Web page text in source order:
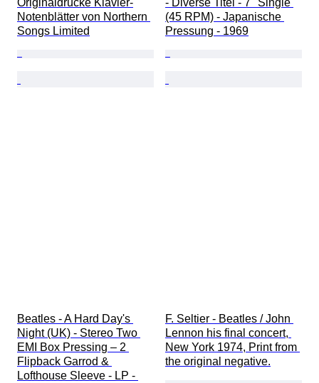
Originaldrucke Klavier-
Notenblätter von Northern
Songs Limited
- Diverse Titel - 7" Single
(45 RPM) - Japanische
Pressung - 1969
Beatles - A Hard Day's
Night (UK) - Stereo Two
EMI Box Pressing – 2
Flipback Garrod &
Lofthouse Sleeve - LP -
F. Seltier - Beatles / John
Lennon his final concert,
New York 1974, Print from
the original negative.